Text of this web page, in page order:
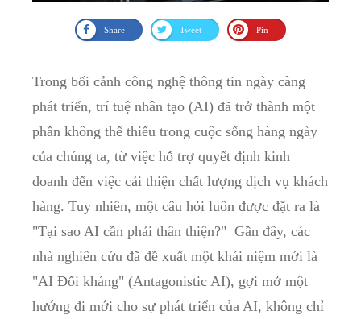
Share Tweet Pin
Trong bối cảnh công nghệ thông tin ngày càng
phát triển, trí tuệ nhân tạo (AI) đã trở ⁤thành một
phần​ không thể thiếu trong cuộc sống hàng ngày
của chúng ta,⁤ từ việc hỗ trợ quyết định‍ kinh
doanh đến việc‌ cải thiện chất lượng⁢ dịch vụ khách‌
hàng. Tuy nhiên, một câu hỏi luôn được đặt ra là
"Tại⁣ sao AI cần phải ‍thân thiện?" ‌ Gần đây, các‍
nhà nghiên cứu‌ đã đề xuất một khái niệm mới là
"AI Đối kháng" (Antagonistic ⁣AI), gợi mở ⁤một
hướng đi mới cho⁣ sự phát triển của AI, không chỉ‌